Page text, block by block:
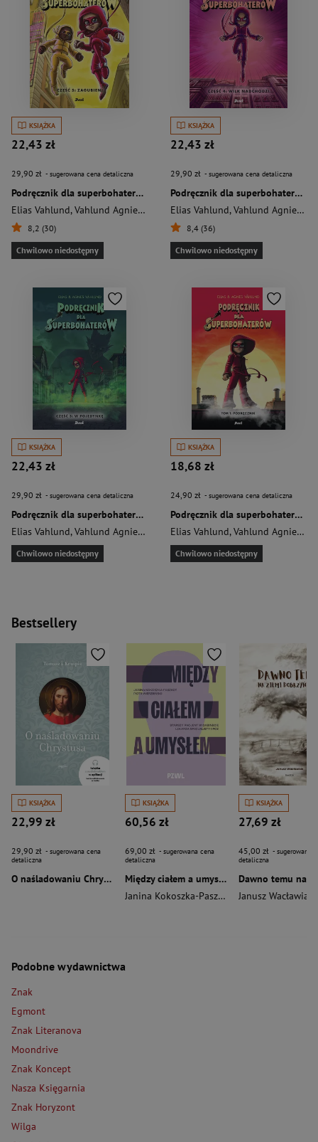
KSIĄŻKA
22,43 zł
29,90 zł - sugerowana cena detaliczna
Podręcznik dla superbohaterów Część 5 Zagubieni
Elias Vahlund,Vahlund Agnieszka
8,2 (30)
Chwilowo niedostępny
KSIĄŻKA
22,43 zł
29,90 zł - sugerowana cena detaliczna
Podręcznik dla superbohaterów Cześć 4 Wilk nadchodzi
Elias Vahlund,Vahlund Agnieszka
8,4 (36)
Chwilowo niedostępny
KSIĄŻKA
22,43 zł
29,90 zł - sugerowana cena detaliczna
Podręcznik dla superbohaterów Tom 3 W pojedynkę
Elias Vahlund,Vahlund Agnieszka
Chwilowo niedostępny
KSIĄŻKA
18,68 zł
24,90 zł - sugerowana cena detaliczna
Podręcznik dla superbohaterów Tom 1 Podręcznik
Elias Vahlund,Vahlund Agnieszka
Chwilowo niedostępny
Bestsellery
KSIĄŻKA
22,99 zł
29,90 zł - sugerowana cena
detaliczna
O naśladowaniu Chrystusa wyd. 2026
KSIĄŻKA
60,56 zł
69,00 zł - sugerowana cena
detaliczna
Między ciałem a umysłem
Janina Kokoszka-Paszkot
Piotr Wierzbiński
KSIĄŻKA
27,69 zł
45,00 zł - sugerowana
detaliczna
Janusz Wacławiak
Podobne wydawnictwa
Znak
Egmont
Znak Literanova
Moondrive
Znak Koncept
Nasza Księgarnia
Znak Horyzont
Wilga